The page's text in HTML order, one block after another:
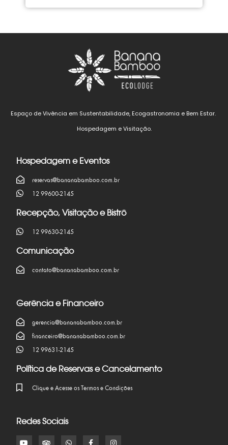
Espaço de Vivência em Sustentabilidade, Ecogastronomia e Bem Estar.
Hospedagem e Visitação.
Hospedagem e Eventos
reservas@bananabamboo.com.br
12 99600-2145
Recepção, Visitação e Bistrô
12 99630-2145
Comunicação
contato@bananabamboo.com.br
Gerência e Financeiro
gerencia@bananabamboo.com.br
financeiro@bananabamboo.com.br
12 99631-2145
Política de Reservas e Cancelamento
Clique e Acesse os Termos e Condições
Redes Sociais